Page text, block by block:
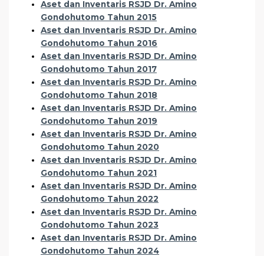
Aset dan Inventaris RSJD Dr. Amino
Gondohutomo Tahun 2015
Aset dan Inventaris RSJD Dr. Amino
Gondohutomo Tahun 2016
Aset dan Inventaris RSJD Dr. Amino
Gondohutomo Tahun 2017
Aset dan Inventaris RSJD Dr. Amino
Gondohutomo Tahun 2018
Aset dan Inventaris RSJD Dr. Amino
Gondohutomo Tahun 2019
Aset dan Inventaris RSJD Dr. Amino
Gondohutomo Tahun 2020
Aset dan Inventaris RSJD Dr. Amino
Gondohutomo Tahun 2021
Aset dan Inventaris RSJD Dr. Amino
Gondohutomo Tahun 2022
Aset dan Inventaris RSJD Dr. Amino
Gondohutomo Tahun 2023
Aset dan Inventaris RSJD Dr. Amino
Gondohutomo Tahun 2024